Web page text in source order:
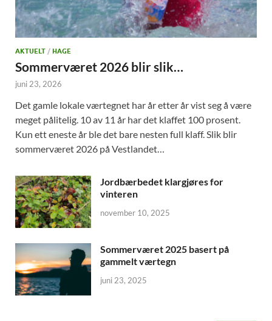
AKTUELT / HAGE
Sommerværet 2026 blir slik…
juni 23, 2026
Det gamle lokale værtegnet har år etter år vist seg å være
meget pålitelig. 10 av 11 år har det klaffet 100 prosent.
Kun ett eneste år ble det bare nesten full klaff. Slik blir
sommerværet 2026 på Vestlandet…
Jordbærbedet klargjøres for
vinteren
november 10, 2025
Sommerværet 2025 basert på
gammelt værtegn
juni 23, 2025